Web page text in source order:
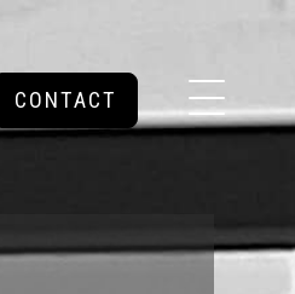
CONTACT